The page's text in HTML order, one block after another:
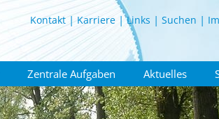
Kontakt Karriere Links Suchen
Zentrale Aufgaben Aktuelles